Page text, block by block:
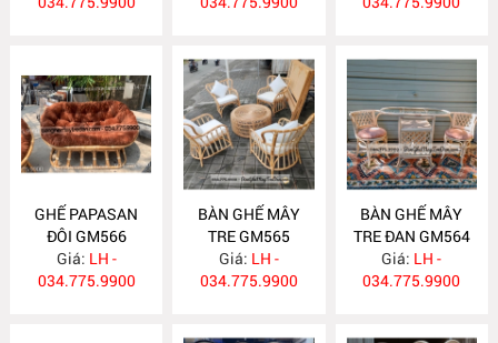
GHẾ PAPASAN
ĐÔI GM566
Giá: LH -
034.775.9900
BÀN GHẾ MÂY
TRE GM565
Giá: LH -
034.775.9900
BÀN GHẾ MÂY
TRE ĐAN GM564
Giá: LH -
034.775.9900